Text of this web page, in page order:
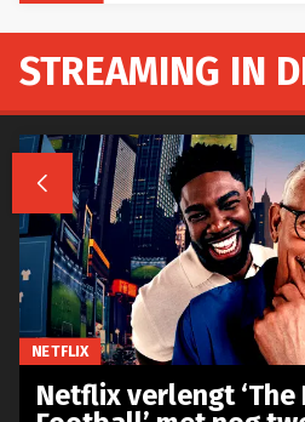
STREAMING IN

NETFLIX
Netflix verlengt ‘The